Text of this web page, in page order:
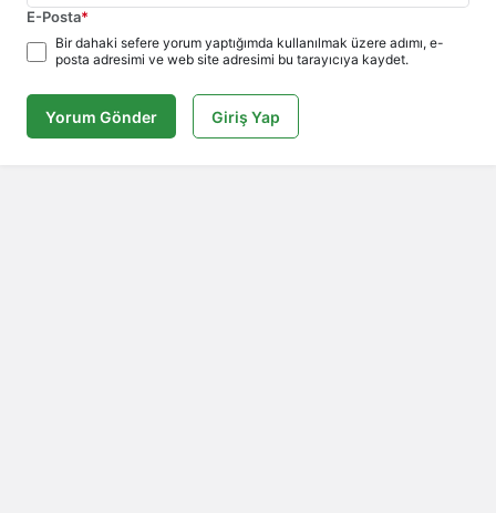
E-Posta*
Bir dahaki sefere yorum yaptığımda kullanılmak üzere adımı, e-
posta adresimi ve web site adresimi bu tarayıcıya kaydet.
Yorum Gönder Giriş Yap